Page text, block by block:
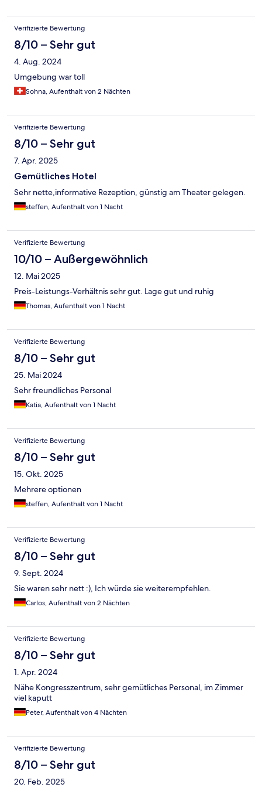
Verifizierte Bewertung
8/10 – Sehr gut
4. Aug. 2024
Umgebung war toll
Sohna, Aufenthalt von 2 Nächten
Verifizierte Bewertung
8/10 – Sehr gut
7. Apr. 2025
Gemütliches Hotel
Sehr nette,informative Rezeption, günstig am Theater gelegen.
steffen, Aufenthalt von 1 Nacht
Verifizierte Bewertung
10/10 – Außergewöhnlich
12. Mai 2025
Preis-Leistungs-Verhältnis sehr gut. Lage gut und ruhig
Thomas, Aufenthalt von 1 Nacht
Verifizierte Bewertung
8/10 – Sehr gut
25. Mai 2024
Sehr freundliches Personal
Katia, Aufenthalt von 1 Nacht
Verifizierte Bewertung
8/10 – Sehr gut
15. Okt. 2025
Mehrere optionen
steffen, Aufenthalt von 1 Nacht
Verifizierte Bewertung
8/10 – Sehr gut
9. Sept. 2024
Sie waren sehr nett :), Ich würde sie weiterempfehlen.
Carlos, Aufenthalt von 2 Nächten
Verifizierte Bewertung
8/10 – Sehr gut
1. Apr. 2024
Nähe Kongresszentrum, sehr gemütliches Personal, im Zimmer
viel kaputt
Peter, Aufenthalt von 4 Nächten
Verifizierte Bewertung
8/10 – Sehr gut
20. Feb. 2025